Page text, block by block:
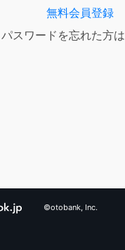
無料会員登録
パスワードを忘れた方は
©otobank, Inc.